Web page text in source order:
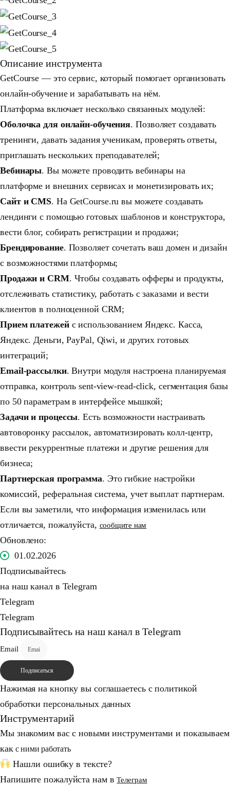
Описание инструмента
GetCourse — это сервис, который помогает организовать
онлайн-обучение и зарабатывать на нём.
Платформа включает несколько связанных модулей:
Оболочка для онлайн-обучения. Позволяет создавать
тренинги, давать задания ученикам, проверять ответы,
приглашать нескольких преподавателей;
Вебинары. Вы можете проводить вебинары на
платформе и внешних сервисах и монетизировать их;
Сайт и CMS. На GetCourse.ru вы можете создавать
лендинги с помощью готовых шаблонов и конструктора,
вести блог, собирать регистрации и продажи;
Брендирование. Позволяет сочетать ваш домен и дизайн
с возможностями платформы;
Продажи и CRM. Чтобы создавать офферы и продукты,
отслеживать статистику, работать с заказами и вести
клиентов в полноценной CRM;
Прием платежей с использованием Яндекс. Касса,
Яндекс. Деньги, PayPal, Qiwi, и других готовых
интеграций;
Email-рассылки. Внутри модуля настроена планируемая
отправка, контроль sent-view-read-click, сегментация базы
по 50 параметрам в интерфейсе мышкой;
Задачи и процессы. Есть возможности настраивать
автоворонку рассылок, автоматизировать колл-центр,
ввести рекуррентные платежи и другие решения для
бизнеса;
Партнерская программа. Это гибкие настройки
комиссий, реферальная система, учет выплат партнерам.
Если вы заметили, что информация изменилась или
отличается, пожалуйста, сообщите нам
Обновлено:
01.02.2026
Подписывайтесь
на наш канал в Telegram
Telegram
Telegram
Подписывайтесь на наш канал в Telegram
Email
Подписаться
Нажимая на кнопку вы соглашаетесь с политикой
обработки персональных данных
Инструментарий
Мы знакомим вас c новыми инструментами и показываем
какс ними работать
Нашли ошибку в тексте?
Напишите пожалуйста нам вТелеграм